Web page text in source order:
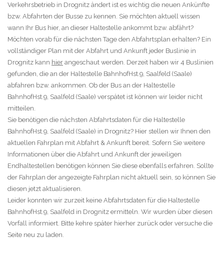
Verkehrsbetrieb in Drognitz ändert ist es wichtig die neuen Ankünfte
bzw. Abfahrten der Busse zu kennen. Sie möchten aktuell wissen
wann Ihr Bus hier, an dieser Haltestelle ankommt bzw. abfährt?
Möchten vorab für die nächsten Tage den Abfahrtsplan erhalten? Ein
vollständiger Plan mit der Abfahrt und Ankunft jeder Buslinie in
Drognitz kann hier angeschaut werden. Derzeit haben wir 4 Buslinien
gefunden, die an der Haltestelle BahnhofHst.9, Saalfeld (Saale)
abfahren bzw. ankommen. Ob der Bus an der Haltestelle
BahnhofHst.9, Saalfeld (Saale) verspätet ist können wir leider nicht
mitteilen.
Sie benötigen die nächsten Abfahrtsdaten für die Haltestelle
BahnhofHst.9, Saalfeld (Saale) in Drognitz? Hier stellen wir Ihnen den
aktuellen Fahrplan mit Abfahrt & Ankunft bereit. Sofern Sie weitere
Informationen über die Abfahrt und Ankunft der jeweiligen
Endhaltestellen benötigen können Sie diese ebenfalls erfahren. Sollte
der Fahrplan der angezeigte Fahrplan nicht aktuell sein, so können Sie
diesen jetzt aktualisieren.
Leider konnten wir zurzeit keine Abfahrtsdaten für die Haltestelle
BahnhofHst.9, Saalfeld in Drognitz ermitteln. Wir wurden über diesen
Vorfall informiert. Bitte kehre später hierher zurück oder versuche die
Seite neu zu laden.